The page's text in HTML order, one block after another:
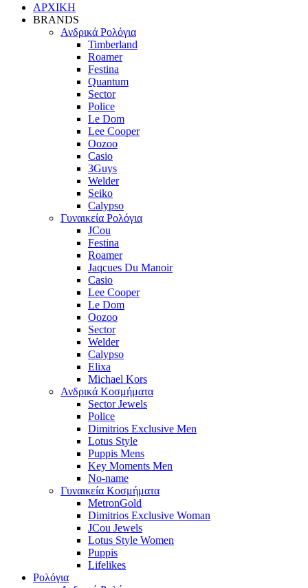
ΑΡΧΙΚΗ
BRANDS
Ανδρικά Ρολόγια
Timberland
Roamer
Festina
Quantum
Sector
Police
Le Dom
Lee Cooper
Oozoo
Casio
3Guys
Welder
Seiko
Calypso
Γυναικεία Ρολόγια
JCou
Festina
Roamer
Jaqcues Du Manoir
Casio
Lee Cooper
Le Dom
Oozoo
Sector
Welder
Calypso
Elixa
Michael Kors
Ανδρικά Κοσμήματα
Sector Jewels
Police
Dimitrios Exclusive Men
Lotus Style
Puppis Mens
Key Moments Men
No-name
Γυναικεία Κοσμήματα
MetronGold
Dimitrios Exclusive Woman
JCou Jewels
Lotus Style Women
Puppis
Lifelikes
Ρολόγια